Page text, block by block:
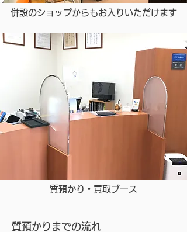
併設のショップからもお入りいただけます
​質預かり・買取ブース
質預かりまでの流れ